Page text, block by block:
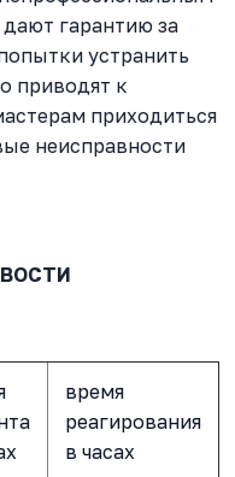
гарантию за
устранить
приводят к
приходиться
неисправности
время
реагирования
в часах